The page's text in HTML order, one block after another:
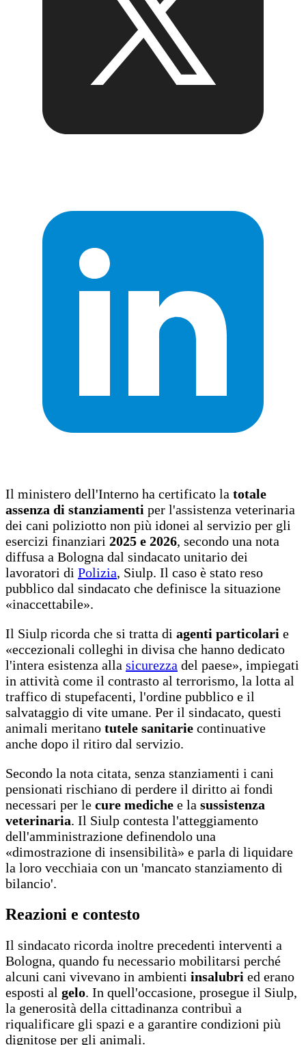
Il ministero dell'Interno ha certificato la totale
assenza di stanziamenti per l'assistenza veterinaria
dei cani poliziotto non più idonei al servizio per gli
esercizi finanziari 2025 e 2026, secondo una nota
diffusa a Bologna dal sindacato unitario dei
lavoratori di Polizia, Siulp. Il caso è stato reso
pubblico dal sindacato che definisce la situazione
«inaccettabile».
Il Siulp ricorda che si tratta di agenti particolari e
«eccezionali colleghi in divisa che hanno dedicato
l'intera esistenza alla sicurezza del paese», impiegati
in attività come il contrasto al terrorismo, la lotta al
traffico di stupefacenti, l'ordine pubblico e il
salvataggio di vite umane. Per il sindacato, questi
animali meritano tutele sanitarie continuative
anche dopo il ritiro dal servizio.
Secondo la nota citata, senza stanziamenti i cani
pensionati rischiano di perdere il diritto ai fondi
necessari per le cure mediche e la sussistenza
veterinaria. Il Siulp contesta l'atteggiamento
dell'amministrazione definendolo una
«dimostrazione di insensibilità» e parla di liquidare
la loro vecchiaia con un 'mancato stanziamento di
bilancio'.
Reazioni e contesto
Il sindacato ricorda inoltre precedenti interventi a
Bologna, quando fu necessario mobilitarsi perché
alcuni cani vivevano in ambienti insalubri ed erano
esposti al gelo. In quell'occasione, prosegue il Siulp,
la generosità della cittadinanza contribuì a
riqualificare gli spazi e a garantire condizioni più
dignitose per gli animali.